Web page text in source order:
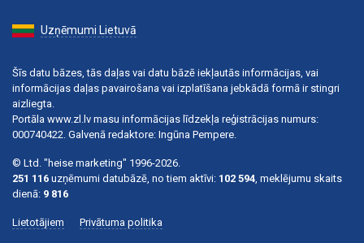
Uzņēmumi Lietuvā
Šīs datu bāzes, tās daļas vai datu bāzē iekļautās informācijas, vai
informācijas daļas pavairošana vai izplatīšana jebkādā formā ir stingri
aizliegta.
Portāla www.zl.lv masu informācijas līdzekļa reģistrācijas numurs:
000740422. Galvenā redaktore: Ingūna Pempere.
© Ltd. "heise marketing" 1996-2026.
251 116 uzņēmumi datubāzē, no tiem aktīvi: 102 594, meklējumu skaits
dienā: 9 816
Lietotājiem Privātuma politika